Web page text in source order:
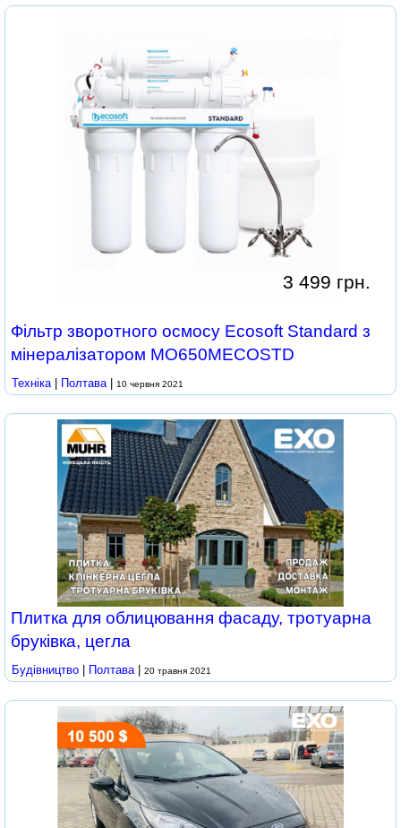
3 499 грн.
Фільтр зворотного осмосу Ecosoft Standard з
мінералізатором MO650MECOSTD
Техніка | Полтава | 10 червня 2021
Плитка для облицювання фасаду, тротуарна
бруківка, цегла
Будівництво Полтава 20 травня 2021